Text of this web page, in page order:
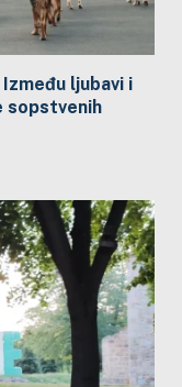
ljubavi i
sopstvenih